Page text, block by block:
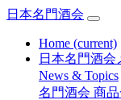
日本名門酒会
Home (current)
日本名門酒会
News & Topics
名門酒会 商